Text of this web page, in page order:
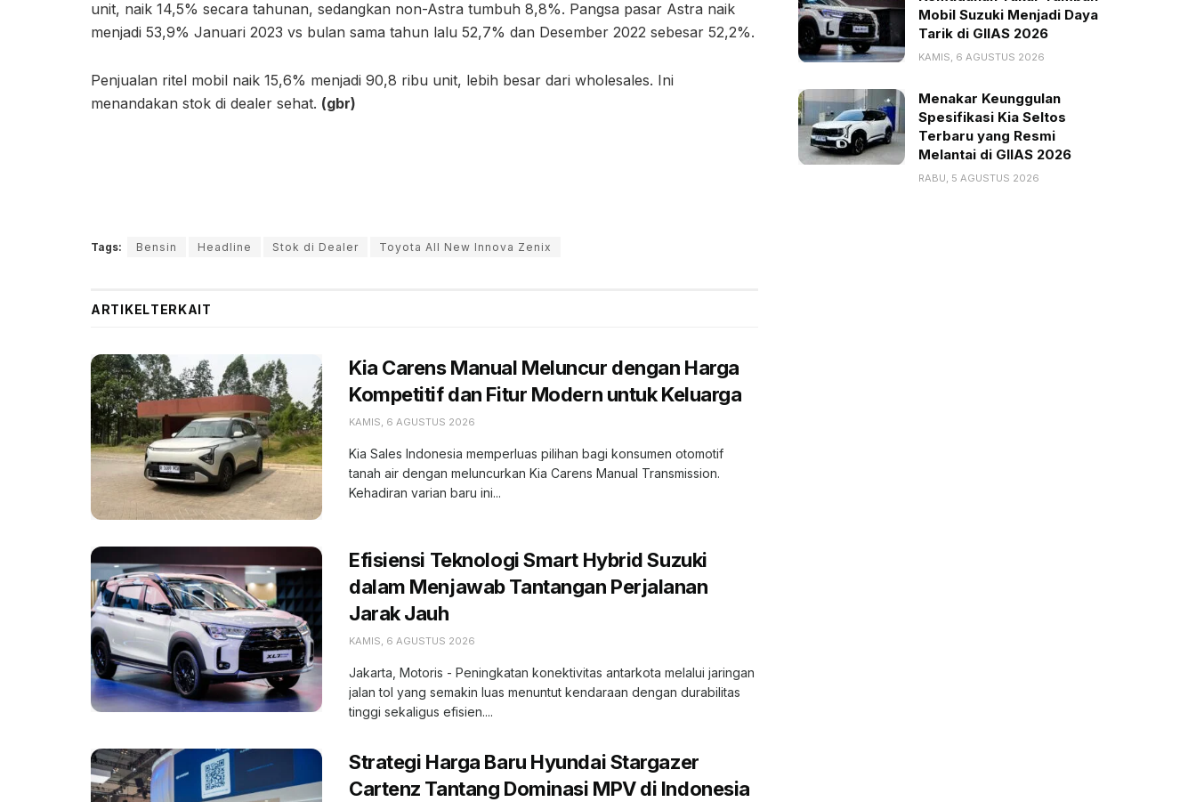
unit, naik 14,5% secara tahunan, sedangkan non-Astra tumbuh 8,8%. Pangsa pasar Astra naik
menjadi 53,9% Januari 2023 vs bulan sama tahun lalu 52,7% dan Desember 2022 sebesar 52,2%.
Penjualan ritel mobil naik 15,6% menjadi 90,8 ribu unit, lebih besar dari wholesales. Ini
menandakan stok di dealer sehat. (gbr)
Tags: Bensin Headline Stok di Dealer Toyota All New Innova Zenix
ARTIKELTERKAIT
Kia Carens Manual Meluncur dengan Harga
Kompetitif dan Fitur Modern untuk Keluarga
KAMIS, 6 AGUSTUS 2026
Kia Sales Indonesia memperluas pilihan bagi konsumen otomotif
tanah air dengan meluncurkan Kia Carens Manual Transmission.
Kehadiran varian baru ini...
Efisiensi Teknologi Smart Hybrid Suzuki
dalam Menjawab Tantangan Perjalanan
Jarak Jauh
KAMIS, 6 AGUSTUS 2026
Jakarta, Motoris - Peningkatan konektivitas antarkota melalui jaringan
jalan tol yang semakin luas menuntut kendaraan dengan durabilitas
tinggi sekaligus efisien....
Strategi Harga Baru Hyundai Stargazer
Cartenz Tantang Dominasi MPV di Indonesia
Mobil Suzuki Menjadi Daya
Tarik di GIIAS 2026
KAMIS, 6 AGUSTUS 2026
Menakar Keunggulan
Spesifikasi Kia Seltos
Terbaru yang Resmi
Melantai di GIIAS 2026
RABU, 5 AGUSTUS 2026